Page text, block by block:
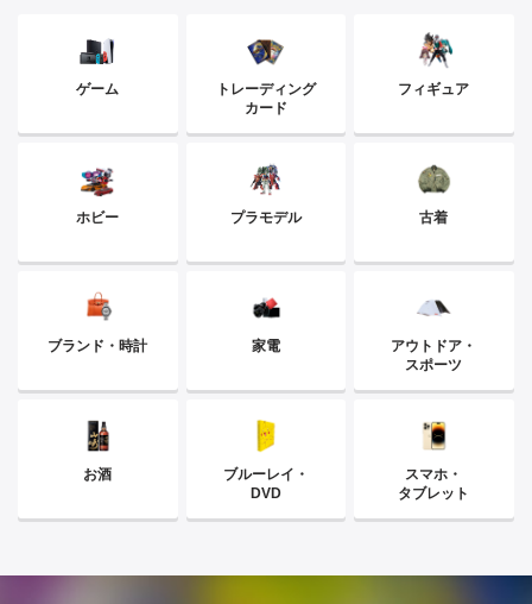
ゲーム
トレーディング
カード
フィギュア
ホビー プラモデル 古着
ブランド・時計 家電
アウトドア・
スポーツ
お酒
ブルーレイ・
DVD
スマホ・
タブレット